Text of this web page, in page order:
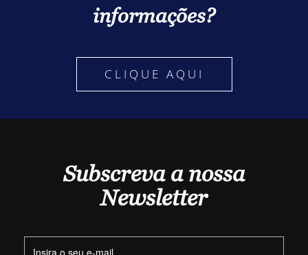
informações?
CLIQUE AQUI
Subscreva a nossa
Newsletter